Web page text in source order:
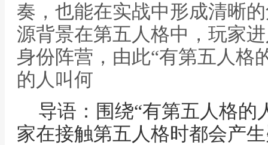
奏，也能在实战中形成清晰
源背景在第五人格中，玩家
身份阵营，由此“有第五人格
的人叫何
导语：围绕“有第五人格的
家在接触第五人格时都会产